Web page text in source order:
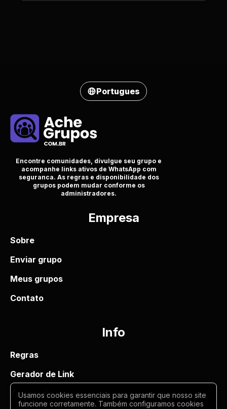
Portugues
Encontre comunidades, divulgue seu grupo e
acompanhe links ativos de WhatsApp com
seguranca. As regras e disponibilidade dos
grupos podem mudar conforme os
administradores.
Empresa
Sobre
Enviar grupo
Meus grupos
Contato
Info
Regras
Gerador de Link
Termos de uso
Usamos cookies essenciais para garantir que nosso site
funcione corretamente. Também configuramos cookies